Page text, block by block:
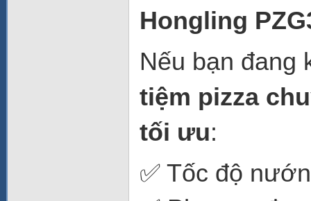
Hongling
Nếu bạn đang
tiệm pizza
tối ưu:
✅ Tốc độ